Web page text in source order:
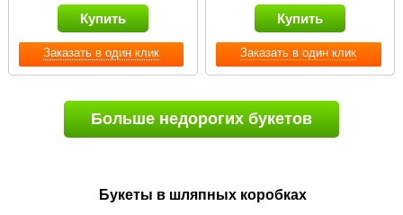
Заказать в один клик
Купить
Заказать в один клик
Купить
Больше недорогих букетов
Букеты в шляпных коробках